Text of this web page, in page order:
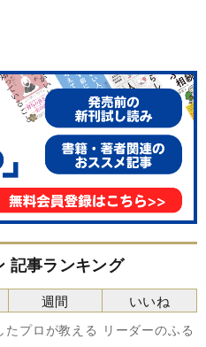
記事ランキング
プロが教える リーダーのふる
週間 いいね